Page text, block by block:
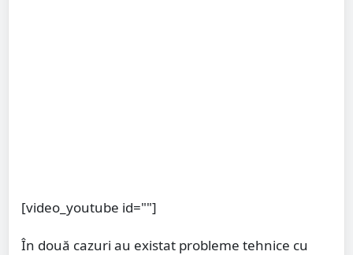
[video_youtube id=""]
În două cazuri au existat probleme tehnice cu